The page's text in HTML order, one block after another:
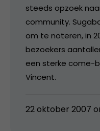
steeds opzoek
community.
om te noteren, in
bezoekers
een sterke come-
Vincent.
22 oktober 2007